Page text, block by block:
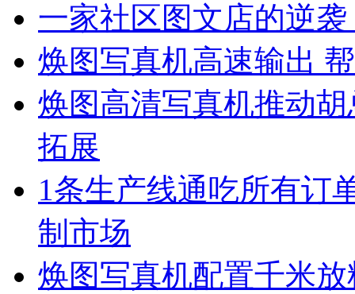
一家社区图文店的逆
焕图写真机高速输出
焕图高清写真机推动
拓展
1条生产线通吃所有订
制市场
焕图写真机配置千米